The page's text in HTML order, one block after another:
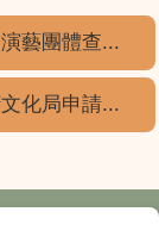
藝團體查...
化局申請...